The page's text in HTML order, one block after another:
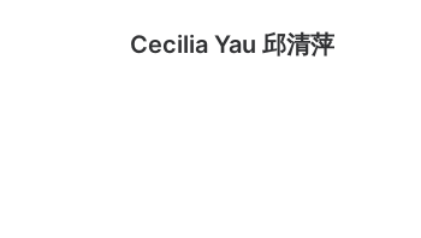
Cecilia Yau 邱清萍